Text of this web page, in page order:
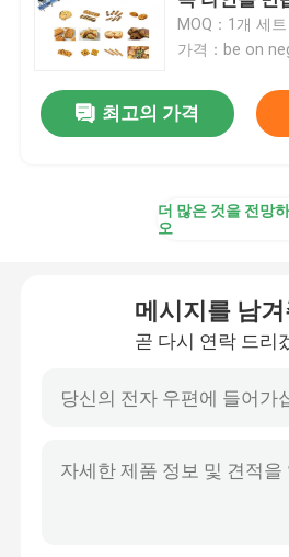
토르티야 생산 라인
원판피자 기지 생산 라인
라흐하 파라타 성형기
로띠 차나이 성형기
로티 차파티 성형기
MOQ：1개 세트
가격：be on
최고의 가격
더 많은 것을 전망
오
메시지를 남
곧 다시 연락 드리